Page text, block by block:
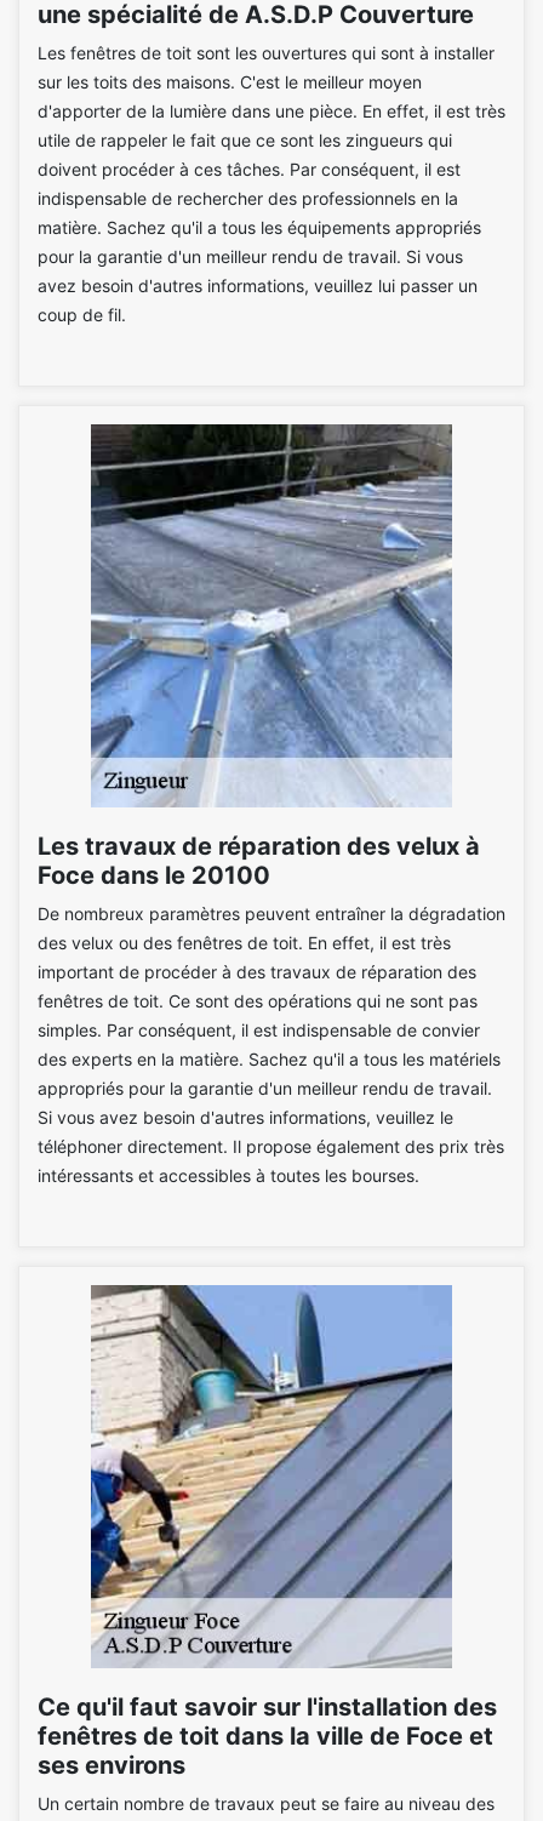
une spécialité de A.S.D.P Couverture
Les fenêtres de toit sont les ouvertures qui sont à installer
sur les toits des maisons. C'est le meilleur moyen
d'apporter de la lumière dans une pièce. En effet, il est très
utile de rappeler le fait que ce sont les zingueurs qui
doivent procéder à ces tâches. Par conséquent, il est
indispensable de rechercher des professionnels en la
matière. Sachez qu'il a tous les équipements appropriés
pour la garantie d'un meilleur rendu de travail. Si vous
avez besoin d'autres informations, veuillez lui passer un
coup de fil.
Les travaux de réparation des velux à
Foce dans le 20100
De nombreux paramètres peuvent entraîner la dégradation
des velux ou des fenêtres de toit. En effet, il est très
important de procéder à des travaux de réparation des
fenêtres de toit. Ce sont des opérations qui ne sont pas
simples. Par conséquent, il est indispensable de convier
des experts en la matière. Sachez qu'il a tous les matériels
appropriés pour la garantie d'un meilleur rendu de travail.
Si vous avez besoin d'autres informations, veuillez le
téléphoner directement. Il propose également des prix très
intéressants et accessibles à toutes les bourses.
Ce qu'il faut savoir sur l'installation des
fenêtres de toit dans la ville de Foce et
ses environs
Un certain nombre de travaux peut se faire au niveau des